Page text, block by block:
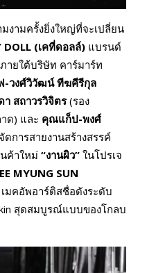
งามครั้งยิ่งใหญ่ที่จะเปลี่ยน
DOLL (เคที่ดอลล์) แบรนด์
ายใต้บริษัท คาร์มาร์ท
วงศ์วิวัฒน์ ทีฆคีรีกุล
สถาวรวิจิตร(รอง
ด) และ คุณแก็ป-พงศ์
ดการสายงานสร้างสรรค์
ค้าใหม่ “งานผิว” ในโปรเจ
MYUNG SUN
เมคอัพอาร์ติสชื่อดังระดับ
สุดสมบูรณ์แบบของโกลบ